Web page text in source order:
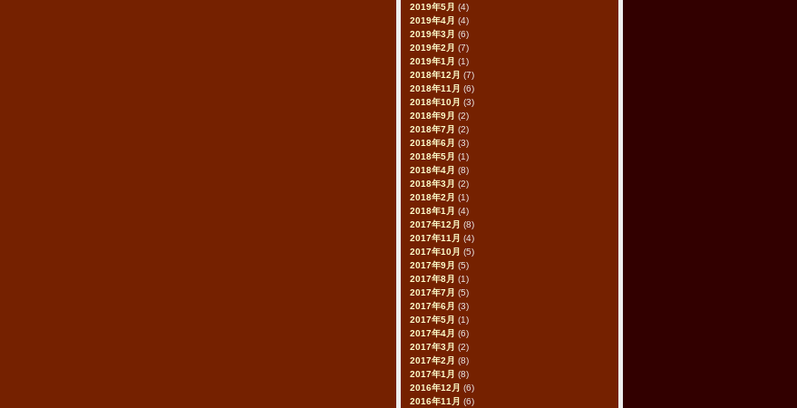
2019年5月 (4)
2019年4月 (4)
2019年3月 (6)
2019年2月 (7)
2019年1月 (1)
2018年12月 (7)
2018年11月 (6)
2018年10月 (3)
2018年9月 (2)
2018年7月 (2)
2018年6月 (3)
2018年5月 (1)
2018年4月 (8)
2018年3月 (2)
2018年2月 (1)
2018年1月 (4)
2017年12月 (8)
2017年11月 (4)
2017年10月 (5)
2017年9月 (5)
2017年8月 (1)
2017年7月 (5)
2017年6月 (3)
2017年5月 (1)
2017年4月 (6)
2017年3月 (2)
2017年2月 (8)
2017年1月 (8)
2016年12月 (6)
2016年11月 (6)